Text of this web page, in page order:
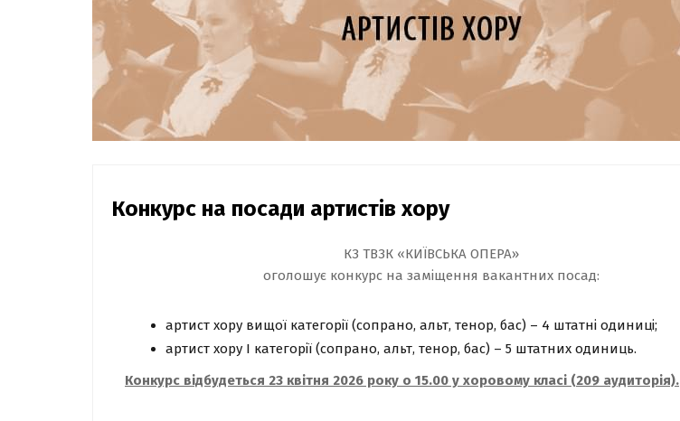
Конкурс на посади артистів хору
КЗ ТВЗК «КИЇВСЬКА ОПЕРА»
оголошує конкурс на заміщення вакантних посад:
артист хору вищої категорії (сопрано, альт, тенор, бас) – 4 штатні одиниці;
артист хору І категорії (сопрано, альт, тенор, бас) – 5 штатних одиниць.
Конкурс відбудеться 23 квітня 2026 року о 15.00 у хоровому класі (209 аудиторія).